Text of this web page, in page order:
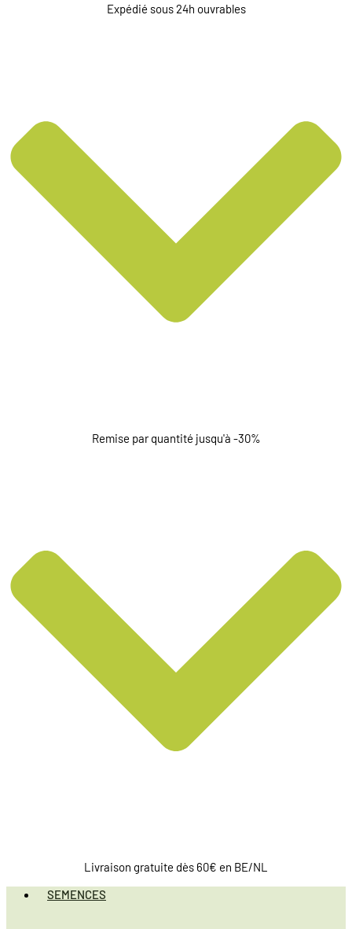
Expédié sous 24h ouvrables
Remise par quantité jusqu'à -30%
Livraison gratuite dès 60€ en BE/NL
SEMENCES